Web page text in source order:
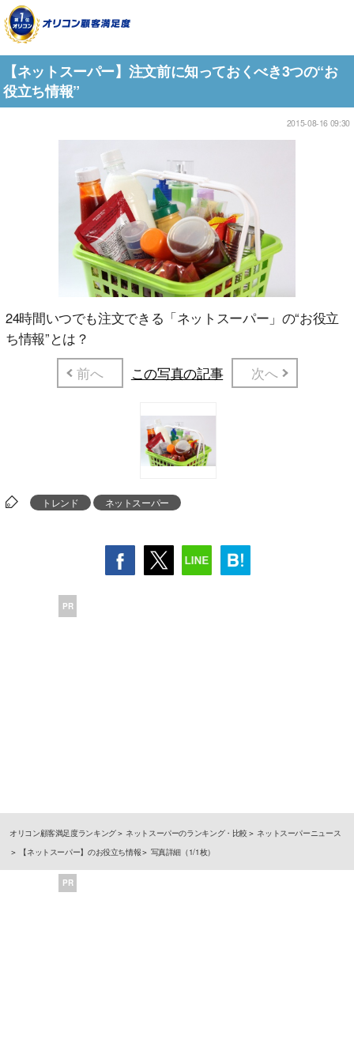
【ネットスーパー】注文前に知っておくべき3つの“お
役立ち情報”
2015-08-16 09:30
24時間いつでも注文できる「ネットスーパー」の“お役立
ち情報”とは？
前へ
この写真の記事 次へ
トレンド ネットスーパー
PR
オリコン顧客満足度ランキング ネットスーパーのランキング・比較
ネットスーパーニュース
【ネットスーパー】のお役立ち情報
写真詳細（1/1枚）
PR